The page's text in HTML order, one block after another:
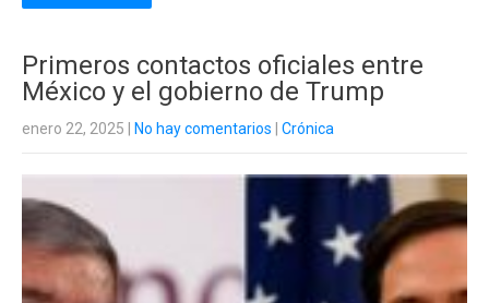
Primeros contactos oficiales entre
México y el gobierno de Trump
enero 22, 2025 No hay comentarios Crónica